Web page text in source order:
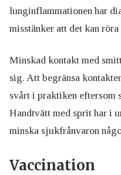
lunginflammationen har
misstänker att det kan
Minskad kontakt med
sig. Att begränsa
svårt i praktiken eftersom
Handtvätt med sprit har i
minska sjukfrånvaron
Vaccination